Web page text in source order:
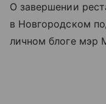
О завершении
в Новгородском
личном блоге мэр